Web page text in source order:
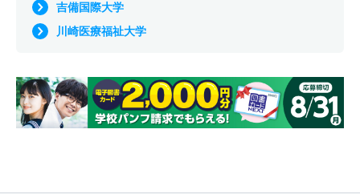
吉備国際大学
川崎医療福祉大学